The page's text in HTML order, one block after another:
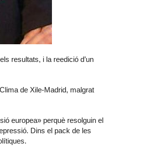
resultats, i la reedició d’un
de Xile-Madrid, malgrat
europea» perquè resolguin el
Dins el pack de les